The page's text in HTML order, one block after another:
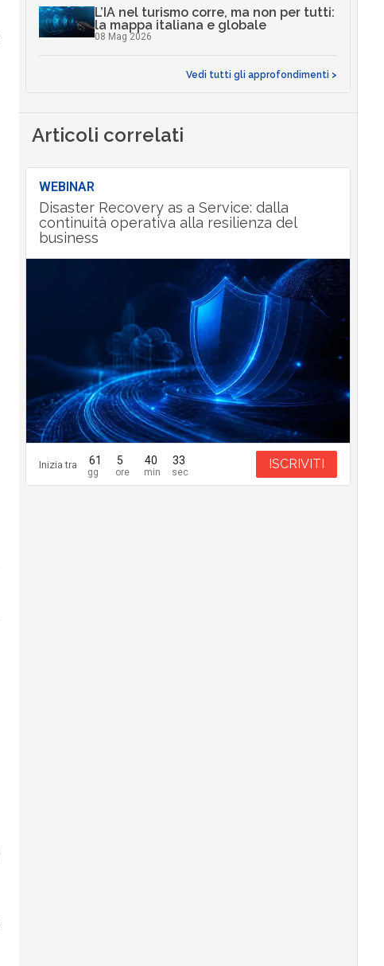
L’IA nel turismo corre, ma non per tutti:
la mappa italiana e globale
08 Mag 2026
Vedi tutti gli approfondimenti >
Articoli correlati
WEBINAR
Disaster Recovery as a Service: dalla
continuità operativa alla resilienza del
business
Inizia tra 61 5 40 32 ISCRIVITI